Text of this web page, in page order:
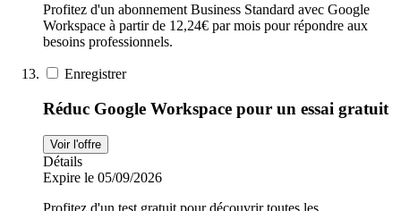
Profitez d'un abonnement Business Standard avec Google
Workspace à partir de 12,24€ par mois pour répondre aux
besoins professionnels.
Enregistrer
Réduc Google Workspace pour un essai gratuit
Voir l'offre
Détails
Expire le 05/09/2026